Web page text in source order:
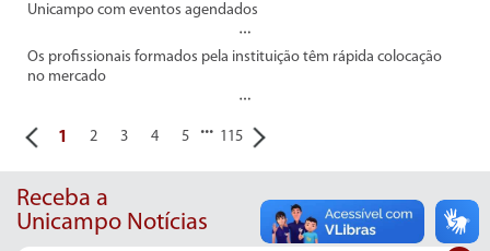
Unicampo com eventos agendados
Os profissionais formados pela instituição têm rápida colocação
no mercado
1 2 3 4 5 ... 115
Receba a
Unicampo Notícias